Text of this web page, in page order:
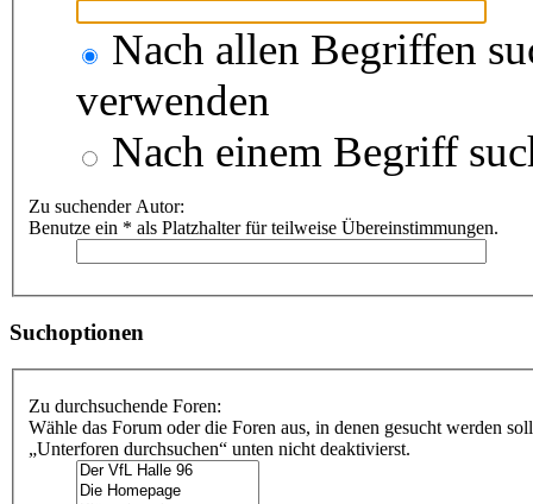
Nach allen Begriffen
verwenden
Nach einem Begriff
Zu suchender Autor:
Benutze ein * als Platzhalter für teilweise Übereinstimmungen.
Suchoptionen
Zu durchsuchende Foren:
Wähle das Forum oder die Foren aus, in denen gesucht werden
„Unterforen durchsuchen“ unten nicht deaktivierst.